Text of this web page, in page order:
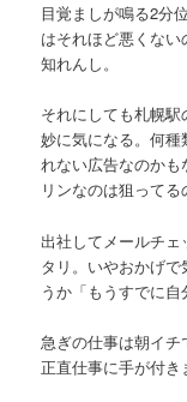
目覚ましが鳴る2分
はそれほど悪くな
知れんし。
それにしても札幌
妙に気になる。何
れない広告なのかも
リンなのは狙ってる
出社してメールチ
タリ。いやおかげ
うか「もうすでに自
急ぎの仕事は朝イ
正直仕事に手が付き